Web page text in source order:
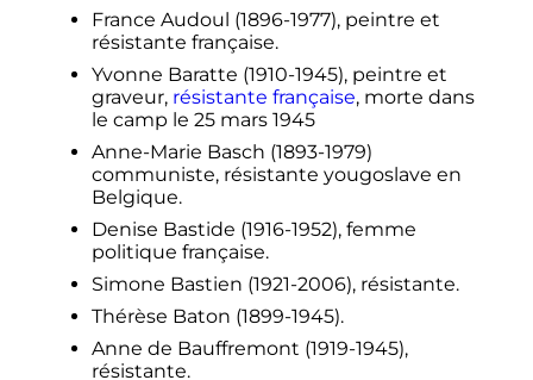
France Audoul (1896-1977), peintre et
résistante française.
Yvonne Baratte (1910-1945), peintre et
graveur, résistante française, morte dans
le camp le 25 mars 1945
Anne-Marie Basch (1893-1979)
communiste, résistante yougoslave en
Belgique.
Denise Bastide (1916-1952), femme
politique française.
Simone Bastien (1921-2006), résistante.
Thérèse Baton (1899-1945).
Anne de Bauffremont (1919-1945),
résistante.